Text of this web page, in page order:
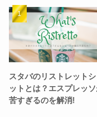
スタバのリストレットシ
ットとは？エスプレッ
苦すぎるのを解消!